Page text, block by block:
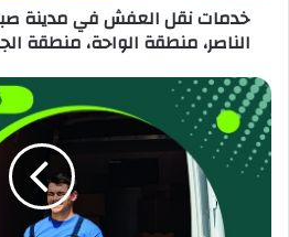
خدمات نقل العفش في مدينة
الناصر، منطقة الواحة، منطقة